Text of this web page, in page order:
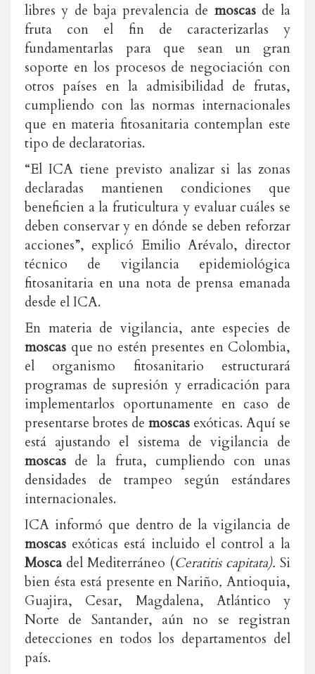
libres y de baja prevalencia de moscasde la
fruta con el fin de caracterizarlas y
fundamentarlas para que sean un gran
soporte en los procesos de negociación con
otros países en la admisibilidad de frutas,
cumpliendo con las normas internacionales
que en materia fitosanitaria contemplan este
tipo de declaratorias.
“El ICA tiene previsto analizar si las zonas
declaradas mantienen condiciones que
beneficien a la fruticultura y evaluar cuáles se
deben conservar y en dónde se deben reforzar
acciones”, explicó Emilio Arévalo, director
técnico de vigilancia epidemiológica
fitosanitaria en una nota de prensa emanada
desde el ICA.
En materia de vigilancia, ante especies de
moscas que no estén presentes en Colombia,
el organismo fitosanitario estructurará
programas de supresión y erradicación para
implementarlos oportunamente en caso de
presentarse brotes de moscas exóticas. Aquí se
está ajustando el sistema de vigilancia de
moscas de la fruta, cumpliendo con unas
densidades de trampeo según estándares
internacionales.
ICA informó que dentro de la vigilancia de
moscas exóticas está incluido el control a la
Moscadel Mediterráneo (Ceratitis capitata). Si
bien ésta está presente en Nariño,Antioquia,
Guajira, Cesar, Magdalena, Atlántico y
Norte de Santander, aún no se registran
detecciones en todos los departamentos del
país.